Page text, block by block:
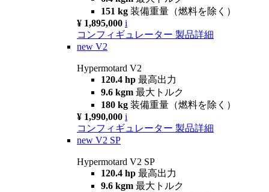
151 kg 装備重量（燃料を除く）
¥ 1,895,000 i
コンフィギュレーター 製品詳細
new V2
Hypermotard V2
120.4 hp 最高出力
9.6 kgm 最大トルク
180 kg 装備重量（燃料を除く）
¥ 1,990,000 i
コンフィギュレーター 製品詳細
new V2 SP
Hypermotard V2 SP
120.4 hp 最高出力
9.6 kgm 最大トルク